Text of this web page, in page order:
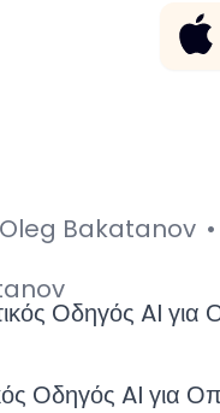
Oleg Bakatanov •
Οδηγός AI για